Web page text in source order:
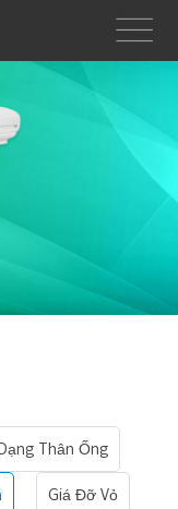
Thân Ống
Giá Đỡ Vỏ